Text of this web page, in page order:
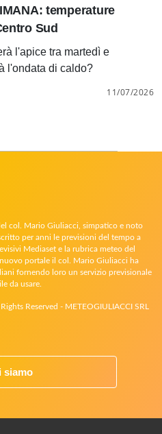
temperature
Sud
l'apice tra martedì e
l'ondata di caldo?
11/07/2026
col. Mario Giuliacci, simpatico e noto
per anni le previsioni del tempo a
Mediaset e la rubrica meteo del
portale il col. Mario Giuliacci ha
fornendo loro un servizio previsionale
da usare.
Reserved - METEOGIULIACCI SRL
siamo